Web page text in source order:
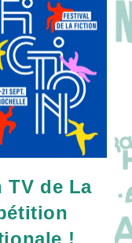
TV de La
!